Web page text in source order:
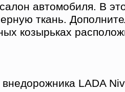
автомобиля. В
ткань.
козырьках
LADA